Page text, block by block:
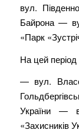
вул.
Байрона —
«Парк
На цей
— вул.
України —
«Захисників